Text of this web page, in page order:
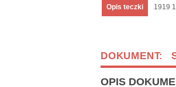
Opis teczki 1919
DOKUMENT:
OPIS